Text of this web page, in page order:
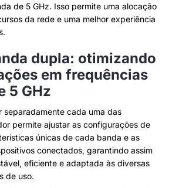
de 5 GHz. Isso permite uma alocação
da rede e uma melhor experiência
dupla: otimizando
em frequências
5 GHz
separadamente cada uma das
permite ajustar as configurações de
únicas de cada banda e as
conectados, garantindo assim
eficiente e adaptada às diversas
de uso.